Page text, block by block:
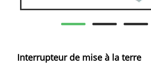
Interrupteur de mise à la terre